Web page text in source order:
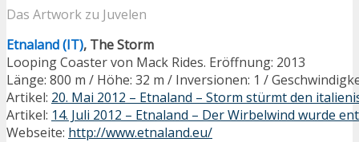
Das Artwork zu Juvelen
Etnaland (IT), The Storm
Looping Coaster von Mack Rides. Eröffnung: 2013
Länge: 800 m / Höhe: 32 m / Inversionen: 1 /
Artikel: 20. Mai 2012 – Etnaland – Storm stürmt den
Artikel: 14. Juli 2012 – Etnaland – Der Wirbelwind wurde
Webseite: http://www.etnaland.eu/